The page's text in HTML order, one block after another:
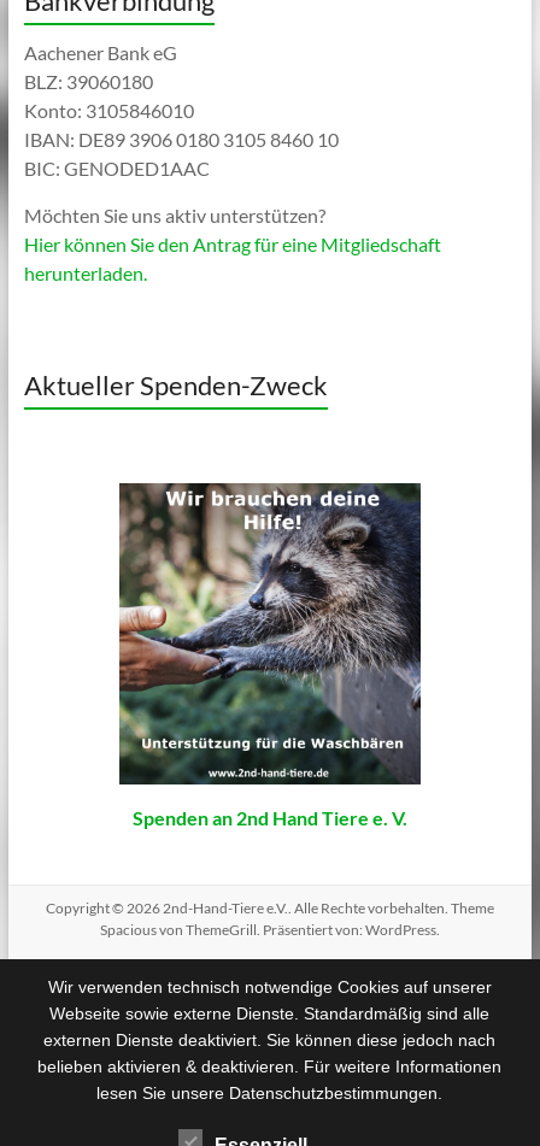
Aachener Bank eG
BLZ: 39060180
Konto: 3105846010
IBAN: DE89 3906 0180 3105 8460 10
BIC: GENODED1AAC
Möchten Sie uns aktiv unterstützen?
Hier können Sie den Antrag für eine Mitgliedschaft
herunterladen.
Aktueller Spenden-Zweck
Spenden an 2nd Hand Tiere e. V.
Copyright © 20262nd-Hand-Tiere e.V.. Alle Rechte vorbehalten. Theme
Spaciousvon ThemeGrill. Präsentiert von: WordPress.
Wir verwenden technisch notwendige Cookies auf unserer
Webseite sowie externe Dienste. Standardmäßig sind alle
externen Dienste deaktiviert. Sie können diese jedoch nach
belieben aktivieren & deaktivieren. Für weitere Informationen
lesen Sie unsere Datenschutzbestimmungen.